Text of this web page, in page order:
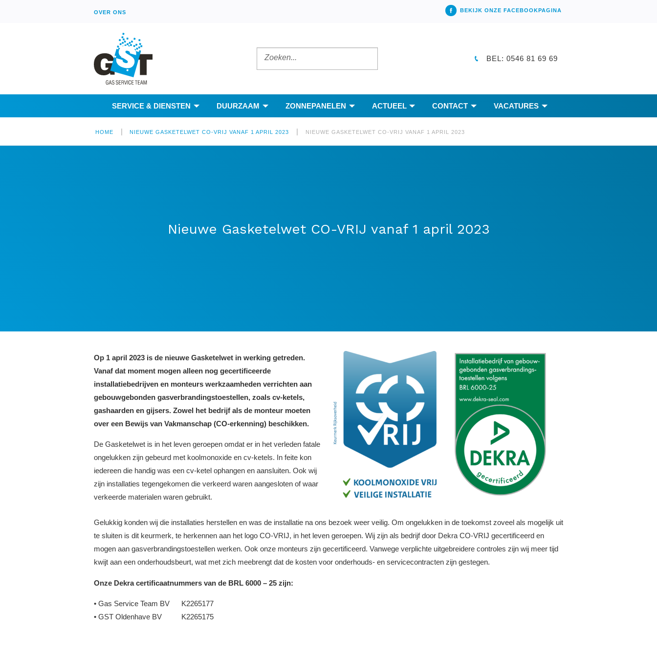
OVER ONS BEKIJK ONZE FACEBOOKPAGINA
BEL: 0546 81 69 69
SERVICE & DIENSTEN DUURZAAM ZONNEPANELEN ACTUEEL CONTACT VACATURES
HOME | NIEUWE GASKETELWET CO-VRIJ VANAF 1 APRIL 2023 | NIEUWE GASKETELWET CO-VRIJ VANAF 1 APRIL 2023
Nieuwe Gasketelwet CO-VRIJ vanaf 1 april 2023
Op 1 april 2023 is de nieuwe Gasketelwet in werking getreden.
Vanaf dat moment mogen alleen nog gecertificeerde
installatiebedrijven en monteurs werkzaamheden verrichten aan
gebouwgebonden gasverbrandingstoestellen, zoals cv-ketels,
gashaarden en gijsers. Zowel het bedrijf als de monteur moeten
over een Bewijs van Vakmanschap (CO-erkenning) beschikken.
De Gasketelwet is in het leven geroepen omdat er in het verleden fatale
ongelukken zijn gebeurd met koolmonoxide en cv-ketels. In feite kon
iedereen die handig was een cv-ketel ophangen en aansluiten. Ook wij
zijn installaties tegengekomen die verkeerd waren aangesloten of waar
verkeerde materialen waren gebruikt.
Gelukkig konden wij die installaties herstellen en was de installatie na ons bezoek weer veilig. Om ongelukken in de toekomst zoveel als mogelijk uit
te sluiten is dit keurmerk, te herkennen aan het logo CO-VRIJ, in het leven geroepen. Wij zijn als bedrijf door Dekra CO-VRIJ gecertificeerd en
mogen aan gasverbrandingstoestellen werken. Ook onze monteurs zijn gecertificeerd. Vanwege verplichte uitgebreidere controles zijn wij meer tijd
kwijt aan een onderhoudsbeurt, wat met zich meebrengt dat de kosten voor onderhouds- en servicecontracten zijn gestegen.
Onze Dekra certificaatnummers van de BRL 6000 – 25 zijn:
• Gas Service Team BV K2265177
• GST Oldenhave BV K2265175